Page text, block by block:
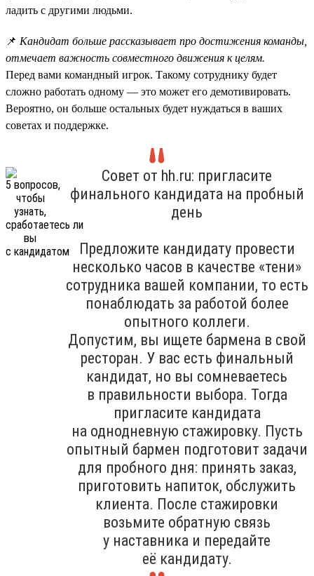
ладить с другими людьми.
📌 Кандидат больше рассказывает про достижения команды,
отмечает важность совместного движения к целям.
Перед вами командный игрок. Такому сотруднику будет
сложно работать одному — это может его демотивировать.
Вероятно, он больше остальных будет нуждаться в ваших
советах и поддержке.
Совет от hh.ru: пригласите
финального кандидата на пробный
день
Предложите кандидату провести
несколько часов в качестве «тени»
сотрудника вашей компании, то есть
понаблюдать за работой более
опытного коллеги.
Допустим, вы ищете бармена в свой
ресторан. У вас есть финальный
кандидат, но вы сомневаетесь
в правильности выбора. Тогда
пригласите кандидата
на однодневную стажировку. Пусть
опытный бармен подготовит задачи
для пробного дня: принять заказ,
приготовить напиток, обслужить
клиента. После стажировки
возьмите обратную связь
у наставника и передайте
её кандидату.